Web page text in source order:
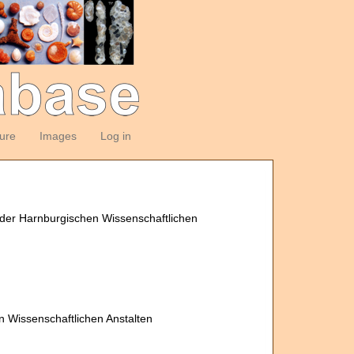
Images Log in
Harnburgischen Wissenschaftlichen
Wissenschaftlichen Anstalten